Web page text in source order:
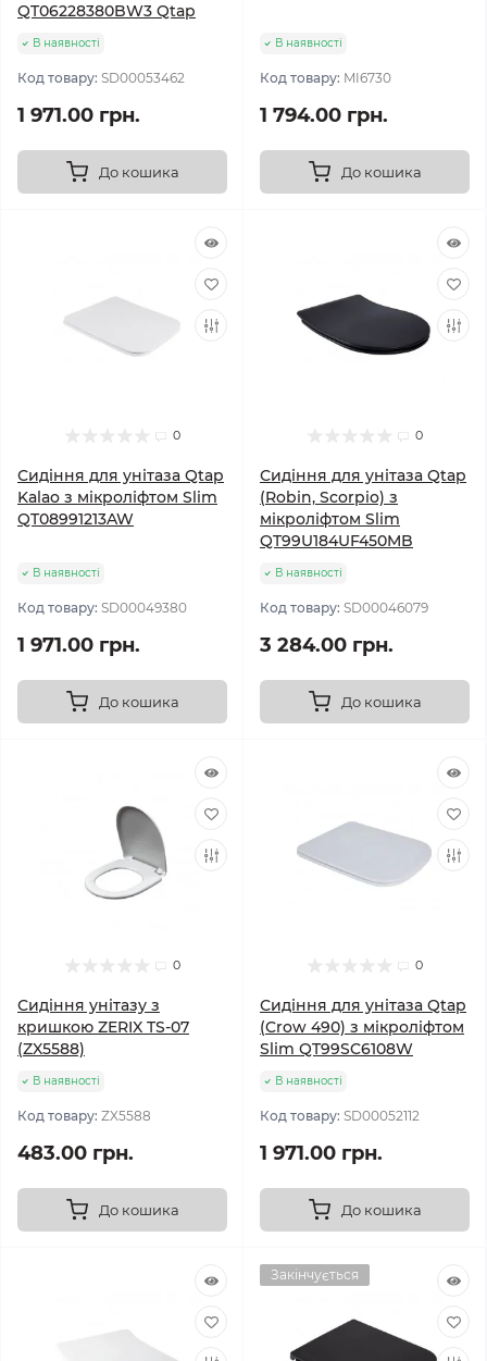
QT06228380BW3 Qtap
В наявності
Код товару: SD00053462
1 971.00 грн.
До кошика
В наявності
Код товару: MI6730
1 794.00 грн.
До кошика
0
Сидіння для унітаза Qtap
Kalao з мікроліфтом Slim
QT08991213AW
В наявності
Код товару: SD00049380
1 971.00 грн.
До кошика
0
Сидіння для унітаза Qtap
(Robin, Scorpio) з
мікроліфтом Slim
QT99U184UF450MB
В наявності
Код товару: SD00046079
3 284.00 грн.
До кошика
0
Сидіння унітазу з
кришкою ZERIX TS-07
(ZX5588)
В наявності
Код товару: ZX5588
483.00 грн.
До кошика
0
Сидіння для унітаза Qtap
(Crow 490) з мікроліфтом
Slim QT99SC6108W
В наявності
Код товару: SD00052112
1 971.00 грн.
До кошика
Закінчується